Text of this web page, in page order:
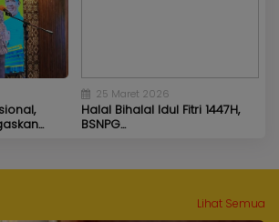
25 Maret 2026
Halal Bihalal Idul Fitri 1447H,
BSNPG...
Lihat Semua